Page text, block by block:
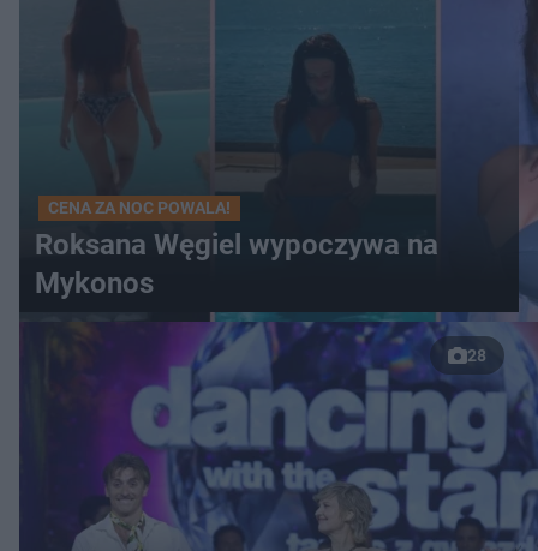
CENA ZA NOC POWALA!
Roksana Węgiel wypoczywa na
Mykonos
28